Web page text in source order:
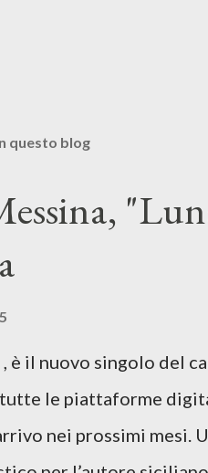
questo blog
, è il nuovo singolo del
le piattaforme
nei prossimi mesi.